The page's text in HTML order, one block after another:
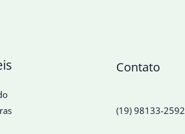
Contato
(19) 98133-2592